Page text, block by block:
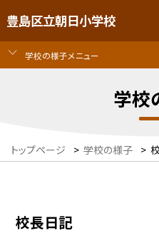
豊島区立朝日小学校
学校の様子メニュー
学校
トップページ > 学校の様子 >
校長日記